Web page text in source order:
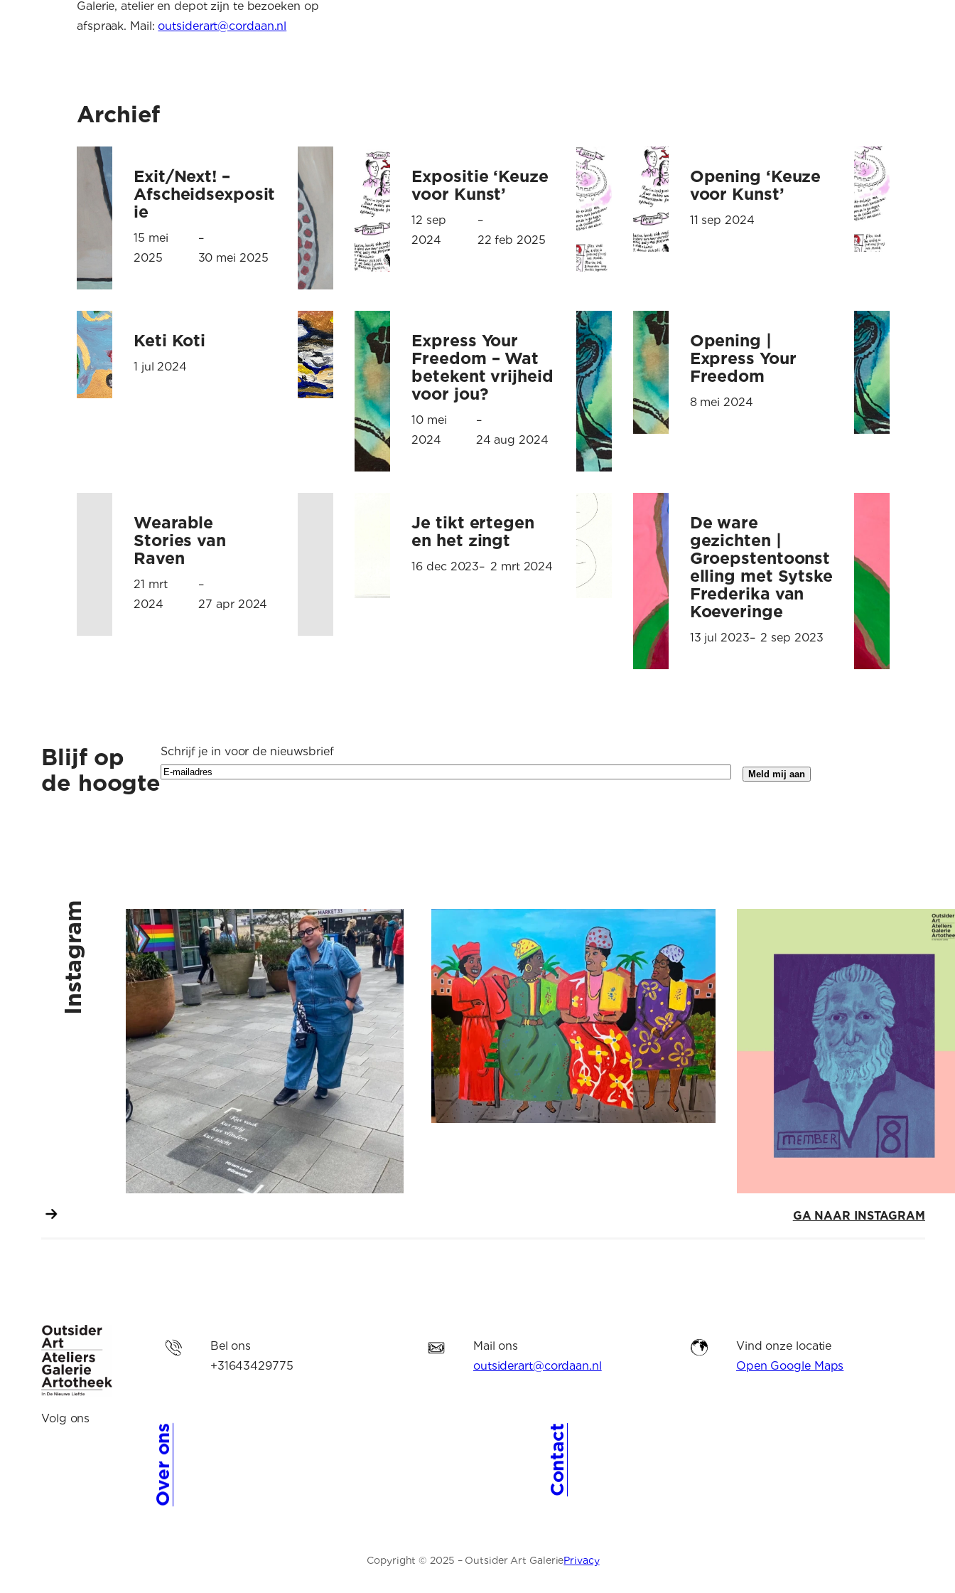
Galerie, atelier en depot zijn te bezoeken op
afspraak. Mail:outsiderart@cordaan.nl
Archief
Exit/Next! –
Afscheidsexposit
ie
15 mei
2025
–
30 mei 2025
Expositie ‘Keuze
voor Kunst’
12 sep
2024
–
22 feb 2025
Opening ‘Keuze
voor Kunst’
11 sep 2024
Keti Koti
1 jul 2024
Express Your
Freedom – Wat
betekent vrijheid
voor jou?
10 mei
2024
–
24 aug 2024
Opening |
Express Your
Freedom
8 mei 2024
Wearable
Stories van
Raven
21 mrt
2024
–
27 apr 2024
Je tikt ertegen
en het zingt
16 dec 2023– 2 mrt 2024
De ware
gezichten |
Groepstentoonst
elling met Sytske
Frederika van
Koeveringe
13 jul 2023– 2 sep 2023
Blijf op
de hoogte
Schrijf je in voor de nieuwsbrief
Instagram Kus vaak, kus ruig, kus vlinders, kus zacht… ‘Surinaamse Vrouwen Gezellig Aan Het Praten’ – L Kunstenaar in beeld: Cor Pieters Al zijn
GA NAAR INSTAGRAM
Volg ons
Bel ons
+31643429775
Mail ons
outsiderart@cordaan.nl
Vind onze locatie
Open Google Maps
Over ons Contact
Copyright © 2025 – Outsider Art GaleriePrivacy